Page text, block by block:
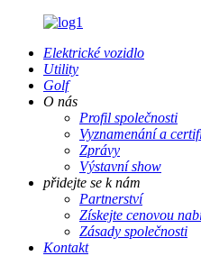
Elektrické vozidlo
Utility
Golf
O nás
Profil společnosti
Vyznamenání a
Zprávy
Výstavní show
přidejte se k nám
Partnerství
Získejte cenovou
Zásady společnosti
Kontakt